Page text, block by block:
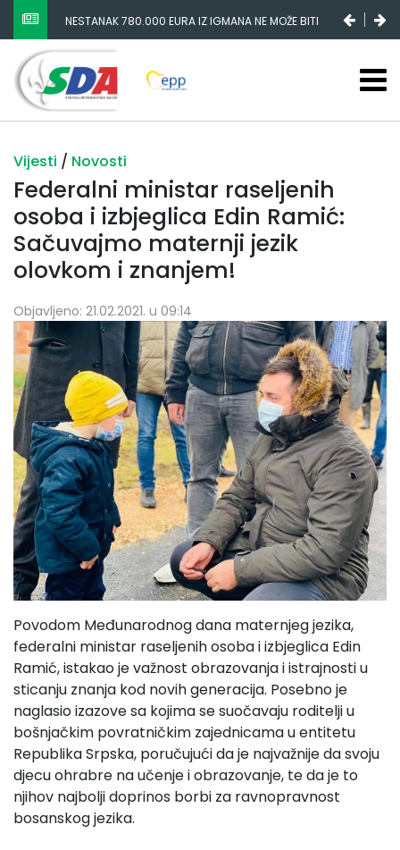
NESTANAK 780.000 EURA IZ IGMANA NE MOŽE BITI
SLUČAJNI PREVID, ODGOVORNOST MORAJU SNOSITI
VLADA FBIH I NJENI KADROVI
Vijesti / Novosti
Federalni ministar raseljenih
osoba i izbjeglica Edin Ramić:
Sačuvajmo maternji jezik
olovkom i znanjem!
Objavljeno: 21.02.2021. u 09:14
Povodom Međunarodnog dana maternjeg jezika,
federalni ministar raseljenih osoba i izbjeglica Edin
Ramić, istakao je važnost obrazovanja i istrajnosti u
sticanju znanja kod novih generacija. Posebno je
naglasio izazove sa kojima se suočavaju roditelji u
bošnjačkim povratničkim zajednicama u entitetu
Republika Srpska, poručujući da je najvažnije da svoju
djecu ohrabre na učenje i obrazovanje, te da je to
njihov najbolji doprinos borbi za ravnopravnost
bosanskog jezika.